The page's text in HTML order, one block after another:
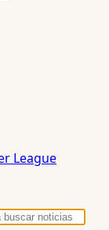
League